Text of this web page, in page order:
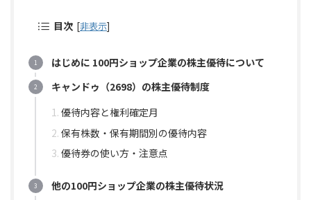
目次 [非表示]
はじめに 100円ショップ企業の株主優待について
キャンドゥ（2698）の株主優待制度
優待内容と権利確定月
保有株数・保有期間別の優待内容
優待券の使い方・注意点
他の100円ショップ企業の株主優待状況